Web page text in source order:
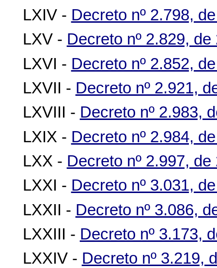
LXIV - Decreto nº 2.798,
LXV - Decreto nº 2.829,
LXVI - Decreto nº 2.852,
LXVII - Decreto nº 2.921,
LXVIII - Decreto nº 2.983,
LXIX - Decreto nº 2.984,
LXX - Decreto nº 2.997,
LXXI - Decreto nº 3.031,
LXXII - Decreto nº 3.086,
LXXIII - Decreto nº 3.173,
LXXIV - Decreto nº 3.219,